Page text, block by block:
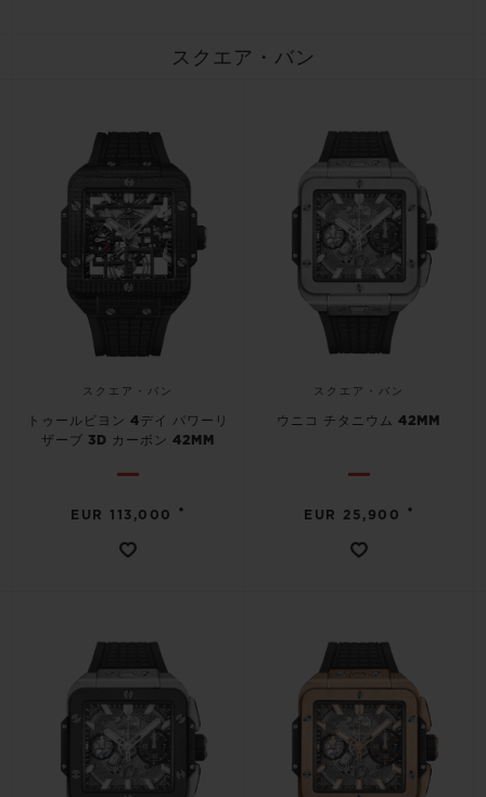
スクエア・バン
スクエア・バン
トゥールビヨン 4デイ パワーリ
ザーブ 3D カーボン 42MM
EUR 113,000 •
スクエア・バン
ウニコ チタニウム 42MM
EUR 25,900 •